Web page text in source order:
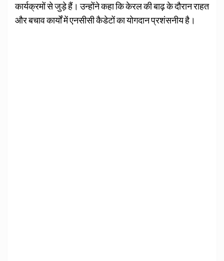
कार्यक्रमों से जुड़े हैं। उन्होंने कहा कि केरल की बाढ़ के दौरान राहत
और बचाव कार्यों में एनसीसी कैडेटों का योगदान प्रशंसनीय है।